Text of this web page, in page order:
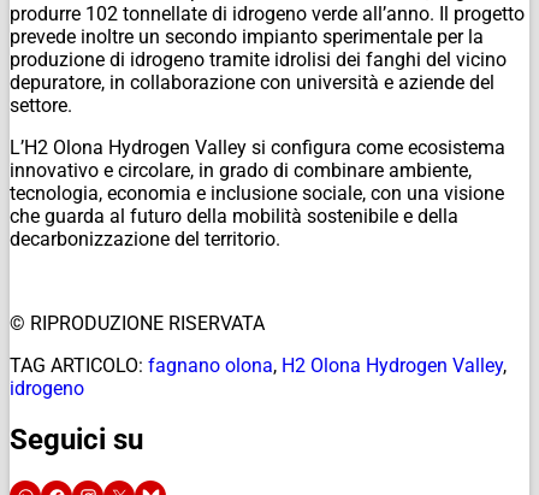
produrre 102 tonnellate di idrogeno verde all’anno. Il progetto
prevede inoltre un secondo impianto sperimentale per la
produzione di idrogeno tramite idrolisi dei fanghi del vicino
depuratore, in collaborazione con università e aziende del
settore.
L’H2 Olona Hydrogen Valley si configura come ecosistema
innovativo e circolare, in grado di combinare ambiente,
tecnologia, economia e inclusione sociale, con una visione
che guarda al futuro della mobilità sostenibile e della
decarbonizzazione del territorio.
© RIPRODUZIONE RISERVATA
TAG ARTICOLO: fagnano olona, H2 Olona Hydrogen Valley,
idrogeno
Seguici su